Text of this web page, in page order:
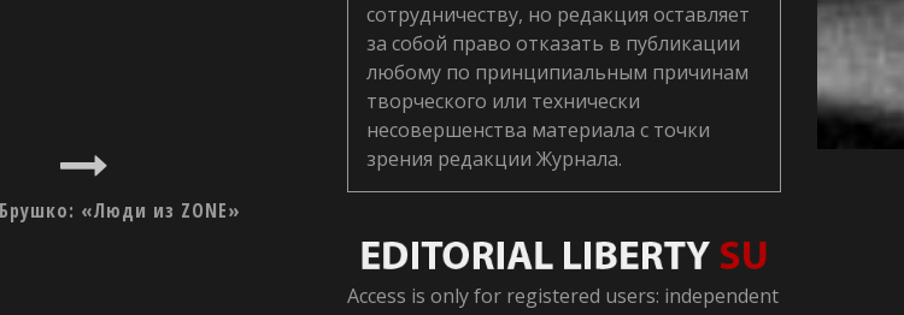
«Люди из ZONE»
сотрудничеству, но редакция оставляет
за собой право отказать в публикации
любому по принципиальным причинам
творческого или технически
несовершенства материала с точки
зрения редакции Журнала.
Access is only for registered users: independent